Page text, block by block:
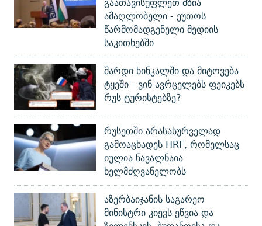
ამაღლობელი - ეუთოს
წარმომადგენელი მედიის
საკითხებში
შარდი ხინკალში და მიტოვება
ტყეში - ვინ ავრცელებს ფეიკებს
რუს ტურისტებზე?
რუსეთში არასასურველად
გამოაცხადეს HRF, რომელსაც
იულია ნავალნაია
ხელმძღვანელობს
აზერბაიჯანის საგარეო
მინისტრი კიევს ეწვია და